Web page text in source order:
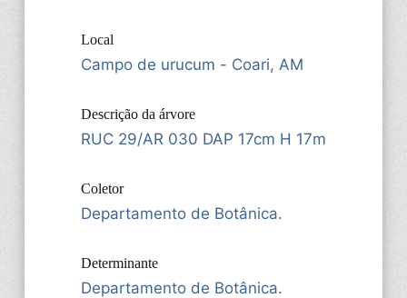
Local
Campo de urucum - Coari, AM
Descrição da árvore
RUC 29/AR 030 DAP 17cm H 17m
Coletor
Departamento de Botânica.
Determinante
Departamento de Botânica.